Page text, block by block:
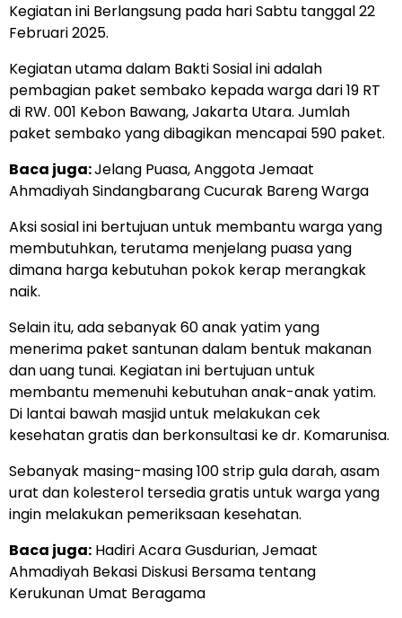
Kegiatan ini Berlangsung pada hari Sabtu tanggal 22
Februari 2025.
Kegiatan utama dalam Bakti Sosial ini adalah
pembagian paket sembako kepada warga dari 19 RT
di RW. 001 Kebon Bawang, Jakarta Utara. Jumlah
paket sembako yang dibagikan mencapai 590 paket.
Baca juga:Jelang Puasa, Anggota Jemaat
Ahmadiyah Sindangbarang Cucurak Bareng Warga
Aksi sosial ini bertujuan untuk membantu warga yang
membutuhkan, terutama menjelang puasa yang
dimana harga kebutuhan pokok kerap merangkak
naik.
Selain itu, ada sebanyak 60 anak yatim yang
menerima paket santunan dalam bentuk makanan
dan uang tunai. Kegiatan ini bertujuan untuk
membantu memenuhi kebutuhan anak-anak yatim.
Di lantai bawah masjid untuk melakukan cek
kesehatan gratis dan berkonsultasi ke dr. Komarunisa.
Sebanyak masing-masing 100 strip gula darah, asam
urat dan kolesterol tersedia gratis untuk warga yang
ingin melakukan pemeriksaan kesehatan.
Baca juga: Hadiri Acara Gusdurian, Jemaat
Ahmadiyah Bekasi Diskusi Bersama tentang
Kerukunan Umat Beragama